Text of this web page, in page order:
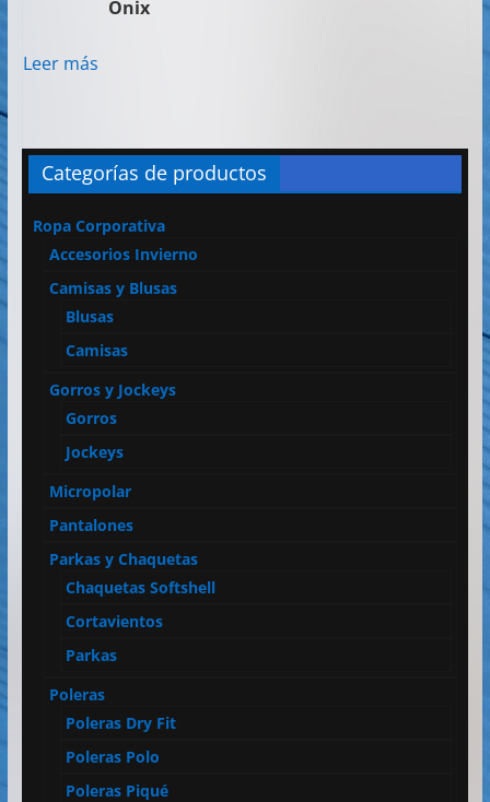
Onix
Leer más
Categorías de productos
Ropa Corporativa
Accesorios Invierno
Camisas y Blusas
Blusas
Camisas
Gorros y Jockeys
Gorros
Jockeys
Micropolar
Pantalones
Parkas y Chaquetas
Chaquetas Softshell
Cortavientos
Parkas
Poleras
Poleras Dry Fit
Poleras Polo
Poleras Piqué